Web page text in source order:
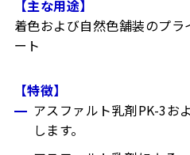
【主な用途】
着色および自然色舗装のプ
ート
【特徴】
アスファルト乳剤PK-3お
します。